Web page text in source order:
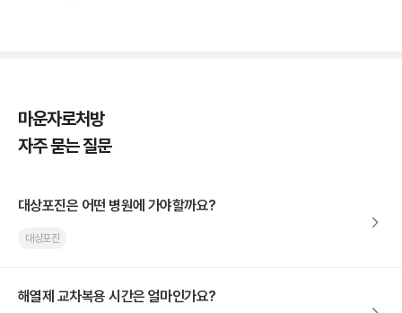
마운자로처방
자주 묻는 질문
대상포진은 어떤 병원에 가야할까요?
대상포진
해열제 교차복용 시간은 얼마인가요?